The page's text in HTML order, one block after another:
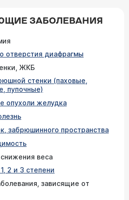
ЗАБОЛЕВАНИЯ
отверстия диафрагмы
ЖКБ
стенки (паховые,
пупочные)
опухоли желудка
забрюшинного пространства
веса
2 и 3 степени
зависящие от